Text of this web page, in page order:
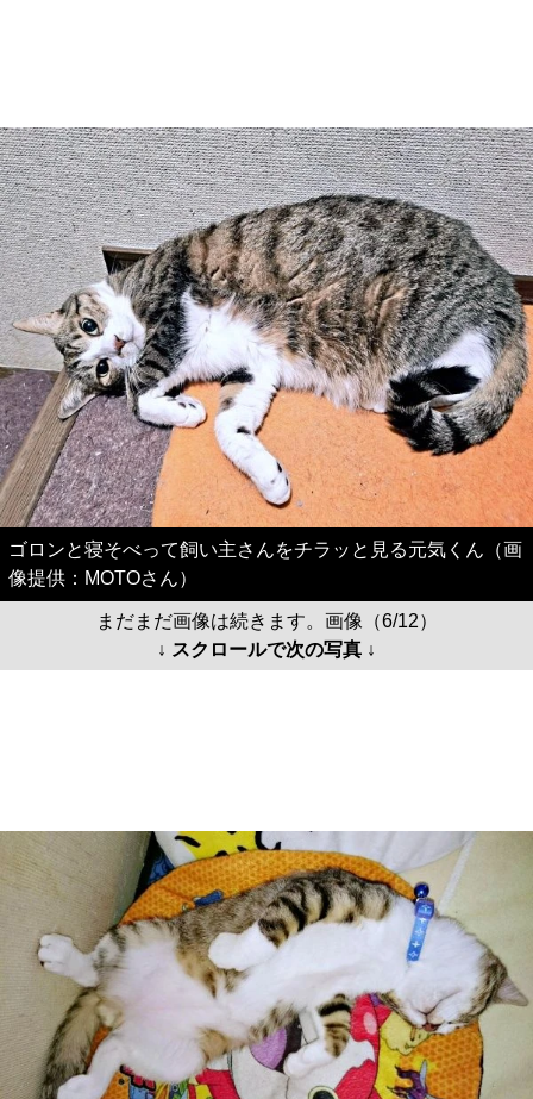
ゴロンと寝そべって飼い主さんをチラッと見る元気くん（画
像提供：MOTOさん）
まだまだ画像は続きます。画像（6/12）
↓ スクロールで次の写真 ↓